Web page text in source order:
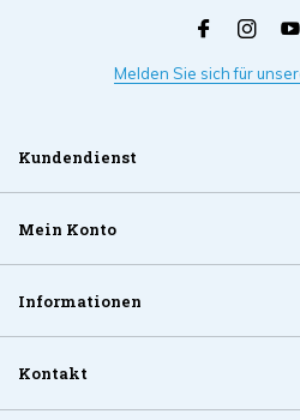
Melden Sie sich für
Kundendienst
Mein Konto
Informationen
Kontakt